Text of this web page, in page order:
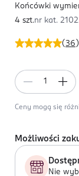
(36 )
Końcówki
4 szt.nr kat.
Ceny mogą się
Możliwości
Nie